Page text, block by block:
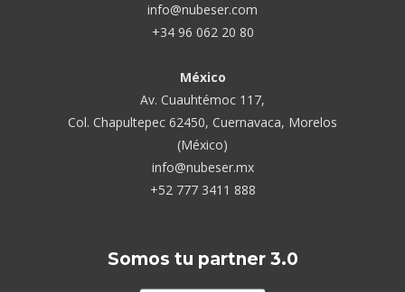
info@nubeser.com
+34 96 062 20 80
México
Av. Cuauhtémoc 117,
Col. Chapultepec 62450, Cuernavaca, Morelos
(México)
info@nubeser.mx
+52 777 3411 888
Somos tu partner 3.0